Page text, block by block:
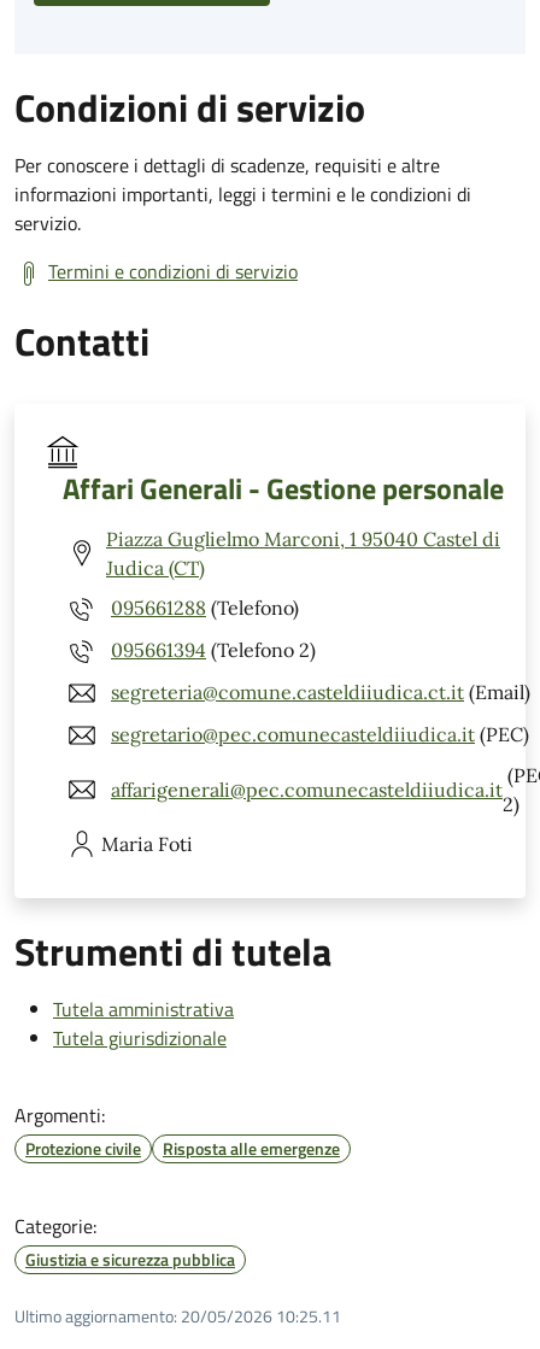
Condizioni di servizio
Per conoscere i dettagli di scadenze, requisiti e altre
informazioni importanti, leggi i termini e le condizioni di
servizio.
Termini e condizioni di servizio
Contatti
Affari Generali - Gestione personale
Piazza Guglielmo Marconi, 1 95040 Castel di
Judica (CT)
095661288 (Telefono)
095661394 (Telefono 2)
segreteria@comune.casteldiiudica.ct.it (Email)
segretario@pec.comunecasteldiiudica.it (PEC)
affarigenerali@pec.comunecasteldiiudica.it
2)
Maria Foti
Strumenti di tutela
Tutela amministrativa
Tutela giurisdizionale
Argomenti:
Protezione civile Risposta alle emergenze
Categorie:
Giustizia e sicurezza pubblica
Ultimo aggiornamento: 20/05/2026 10:25.11